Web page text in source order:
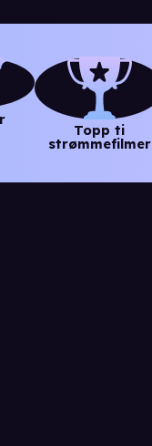
Topp ti
strømmefilmer